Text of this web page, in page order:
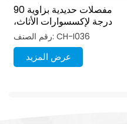
مفصلات حديدية بزاوية 90
درجة لإكسسوارات الأثاث،
مفصلات هيدروليكية ناعمة
الإغلاق
رقم الصنف: CH-I036
عرض المزيد